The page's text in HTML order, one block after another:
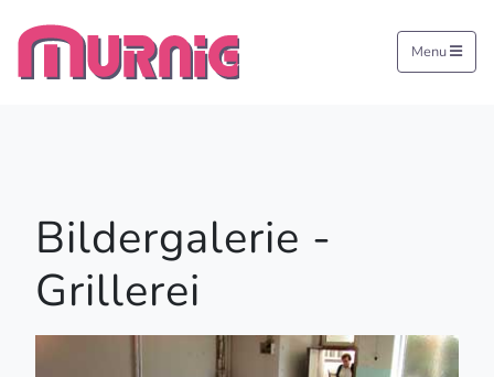
Menu
Bildergalerie -
Grillerei